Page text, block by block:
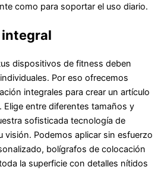
como para soportar el uso diario.
dispositivos de fitness deben
Por eso ofrecemos
integrales para crear un artículo
entre diferentes tamaños y
sofisticada tecnología de
visión. Podemos aplicar sin esfuerzo
bolígrafos de colocación
la superficie con detalles nítidos